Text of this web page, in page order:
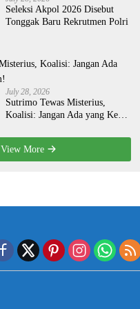
Seleksi Akpol 2026 Disebut
Tonggak Baru Rekrutmen Polri
July 28, 2026
Sutrimo Tewas Misterius,
Koalisi: Jangan Ada yang Kebal
View More